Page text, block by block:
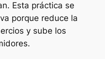
Esta práctica se
porque reduce la
y sube los